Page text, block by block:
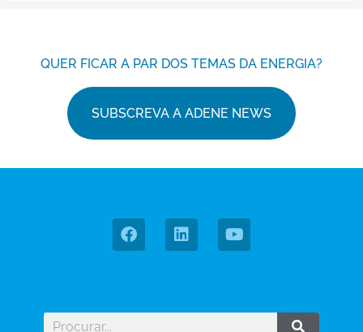
QUER FICAR A PAR DOS TEMAS DA ENERGIA?
SUBSCREVA A ADENE NEWS